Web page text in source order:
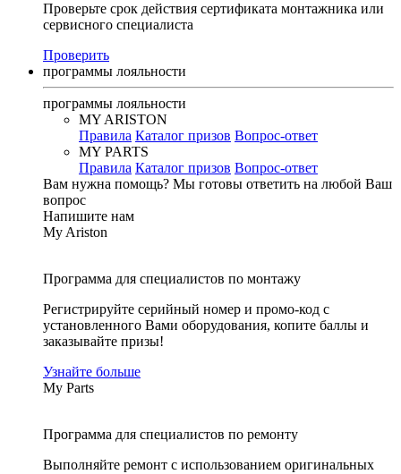
Проверьте срок действия сертификата монтажника или
сервисного специалиста
Проверить
программы лояльности
программы лояльности
MY ARISTON
Правила Каталог призов Вопрос-ответ
MY PARTS
Правила Каталог призов Вопрос-ответ
Вам нужна помощь? Мы готовы ответить на любой Ваш
вопрос
Напишите нам
My Ariston
Программа для специалистов по монтажу
Регистрируйте серийный номер и промо-код с
установленного Вами оборудования, копите баллы и
заказывайте призы!
Узнайте больше
My Parts
Программа для специалистов по ремонту
Выполняйте ремонт с использованием оригинальных